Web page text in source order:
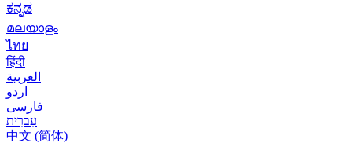
ಕನ್ನಡ
മലയാളം
ไทย
हिंदी
العربية
اردو
فارسی
עִברִית
中文 (简体)